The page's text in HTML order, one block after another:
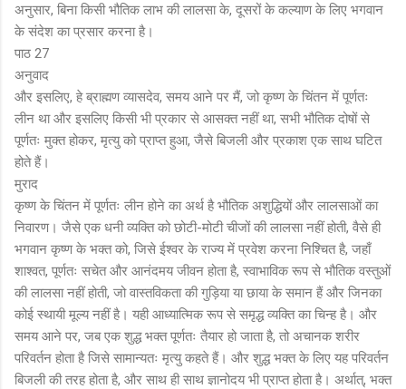
अनुसार, बिना किसी भौतिक लाभ की लालसा के, दूसरों के कल्याण के लिए भगवान
के संदेश का प्रसार करना है।
पाठ 27
अनुवाद
और इसलिए, हे ब्राह्मण व्यासदेव, समय आने पर मैं, जो कृष्ण के चिंतन में पूर्णतः
लीन था और इसलिए किसी भी प्रकार से आसक्त नहीं था, सभी भौतिक दोषों से
पूर्णतः मुक्त होकर, मृत्यु को प्राप्त हुआ, जैसे बिजली और प्रकाश एक साथ घटित
होते हैं।
मुराद
कृष्ण के चिंतन में पूर्णतः लीन होने का अर्थ है भौतिक अशुद्धियों और लालसाओं का
निवारण। जैसे एक धनी व्यक्ति को छोटी-मोटी चीजों की लालसा नहीं होती, वैसे ही
भगवान कृष्ण के भक्त को, जिसे ईश्वर के राज्य में प्रवेश करना निश्चित है, जहाँ
शाश्वत, पूर्णतः सचेत और आनंदमय जीवन होता है, स्वाभाविक रूप से भौतिक वस्तुओं
की लालसा नहीं होती, जो वास्तविकता की गुड़िया या छाया के समान हैं और जिनका
कोई स्थायी मूल्य नहीं है। यही आध्यात्मिक रूप से समृद्ध व्यक्ति का चिन्ह है। और
समय आने पर, जब एक शुद्ध भक्त पूर्णतः तैयार हो जाता है, तो अचानक शरीर
परिवर्तन होता है जिसे सामान्यतः मृत्यु कहते हैं। और शुद्ध भक्त के लिए यह परिवर्तन
बिजली की तरह होता है, और साथ ही साथ ज्ञानोदय भी प्राप्त होता है। अर्थात्, भक्त